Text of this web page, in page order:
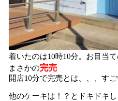
着いたのは10時10分。お目当
まさかの完売
開店10分で完売とは、、、す
他のケーキは！？とドキドキし